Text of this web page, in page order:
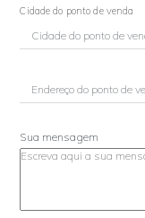
Cidade do ponto de venda
Sua mensagem